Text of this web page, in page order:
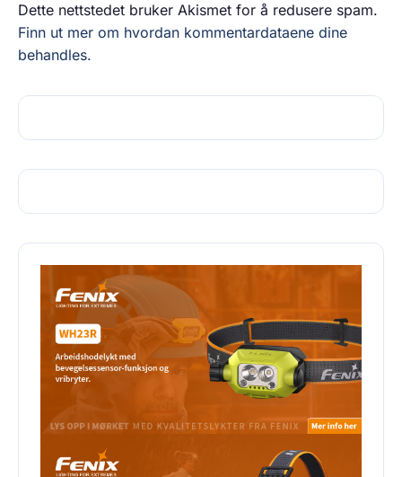
Dette nettstedet bruker Akismet for å redusere spam.
Finn ut mer om hvordan kommentardataene dine
behandles.